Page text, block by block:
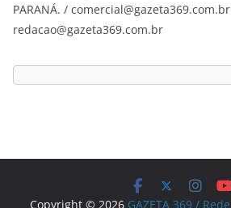
PARANÁ. /
redacao@gazeta369.com.br
Copyright © 2026 GAZETA 369 /